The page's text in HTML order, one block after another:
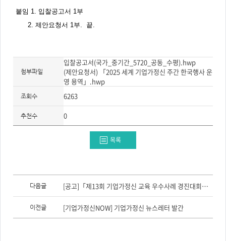
붙임 1. 입찰공고서 1부
2. 제안요청서 1부. 끝.
첨부파일
입찰공고서(국가_중기간_5720_공동_수평).hwp
(제안요청서) 「2025 세계 기업가정신 주간 한국행사 운
영 용역」.hwp
조회수 6263
추천수 0
목록
이
다
다음글 [공고]「제13회 기업가정신 교육 우수사례 경진대회」 참가자 모집(~8/14)
이전글 [기업가정신NOW] 기업가정신 뉴스레터 발간